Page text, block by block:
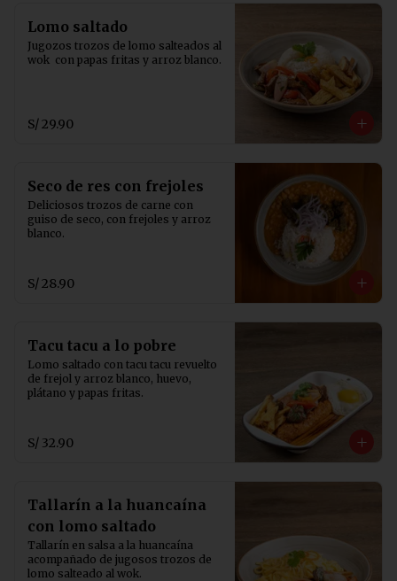
Lomo saltado
Jugozos trozos de lomo salteados al
wok  con papas fritas y arroz blanco.
S/ 29.90
Seco de res con frejoles
Deliciosos trozos de carne con
guiso de seco, con frejoles y arroz
blanco.
S/ 28.90
Tacu tacu a lo pobre
Lomo saltado con tacu tacu revuelto
de frejol y arroz blanco, huevo,
plátano y papas fritas.
S/ 32.90
Tallarín a la huancaína
con lomo saltado
Tallarín en salsa a la huancaína
acompañado de jugosos trozos de
lomo salteado al wok.